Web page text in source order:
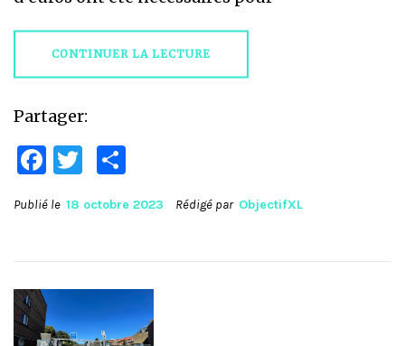
CONTINUER LA LECTURE
Partager:
Facebook
Twitter
Publié le 18 octobre 2023 Rédigé par ObjectifXL